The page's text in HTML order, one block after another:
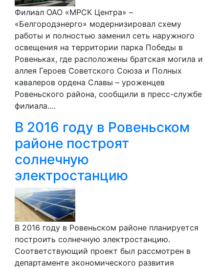
Филиал ОАО «МРСК Центра» –
«Белгородэнерго» модернизировал схему
работы и полностью заменил сеть наружного
освещения на территории парка Победы в
Ровеньках, где расположены братская могила и
аллея Героев Советского Союза и Полных
кавалеров ордена Славы – уроженцев
Ровеньского района, сообщили в пресс-службе
филиала.…
В 2016 году в Ровеньском
районе построят
солнечную
электростанцию
В 2016 году в Ровеньском районе планируется
построить солнечную электростанцию.
Соответствующий проект был рассмотрен в
департаменте экономического развития